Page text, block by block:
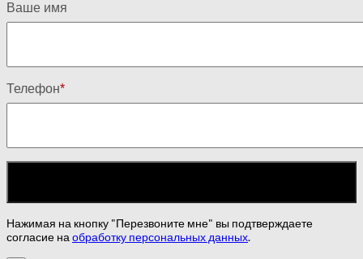
Ваше имя
Телефон*
Нажимая на кнопку "Перезвоните мне" вы подтверждаете
согласие на обработку персональных данных.